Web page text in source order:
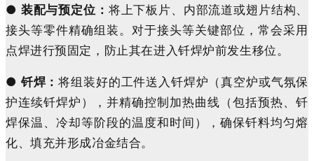
● 装配与预定位： 将上下板片、内部流道或翅片结构、
接头等零件精确组装。对于接头等关键部位，常会采用
点焊进行预固定，防止其在进入钎焊炉前发生移位。
● 钎焊：将组装好的工件送入钎焊炉（真空炉或气氛保
护连续钎焊炉），并精确控制加热曲线（包括预热、钎
焊保温、冷却等阶段的温度和时间），确保钎料均匀熔
化、填充并形成冶金结合。